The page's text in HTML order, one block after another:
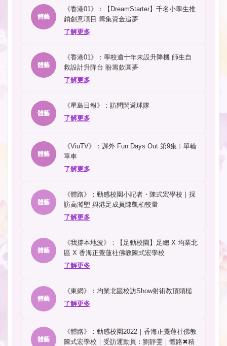
體藝
《香港01》：【DreamStarter】千名小學生推
銷創意項目 籌集資金追夢
了解更多
體藝
《香港01》：學校逾十年未設升降機 師生自
救設計升降台 盼籌款圓夢
了解更多
體藝
《星島日報》：訪問閃避球隊
了解更多
體藝
《ViuTV》：課外 Fun Days Out 第9集︱單輪
單車
了解更多
體藝
《體路》：動感校園小記者・陳式宏學校｜採
訪高澔塱 與港足成員陳凱柏較量
了解更多
體藝
《我撐本地波》：【足動校園】足總 X 均業北
區 X 香海正覺蓮社佛教陳式宏學校
了解更多
體藝
《東網》：均業北區校訪Show射術教頂頭槌
了解更多
體藝
《體路》：動感校園2022｜香海正覺蓮社佛教
陳式宏學校｜受訪運動員：劉靜雯｜體路✖精